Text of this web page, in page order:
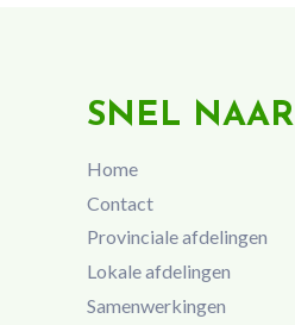
SNEL NAAR
Home
Contact
Provinciale afdelingen
Lokale afdelingen
Samenwerkingen